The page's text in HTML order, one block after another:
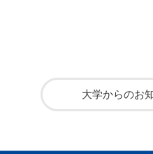
大学からのお